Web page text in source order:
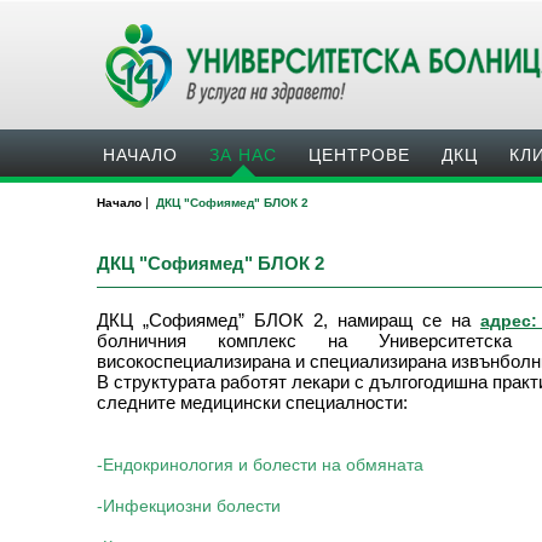
НАЧАЛО ЗА НАС ЦЕНТРОВЕ ДКЦ
Начало | ДКЦ "Софиямед" БЛОК 2
ДКЦ "Софиямед" БЛОК 2
ДКЦ „Софиямед” БЛОК 2, намиращ се на
болничния комплекс на
високоспециализирана и специализирана
В структурата работят лекари с дългогодишна
следните медицински специалности:
-Ендокринология и болести на обмянатa
-Инфекциозни болести